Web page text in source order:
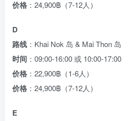
价格 ：24,900฿（7-12人）
D
路线 ：Khai Nok 岛 & Mai Thon 岛
时间 ：09:00-16:00 或 10:00-17:00
价格 ：22,900฿（1-6人）
价格 ：24,900฿（7-12人）
E